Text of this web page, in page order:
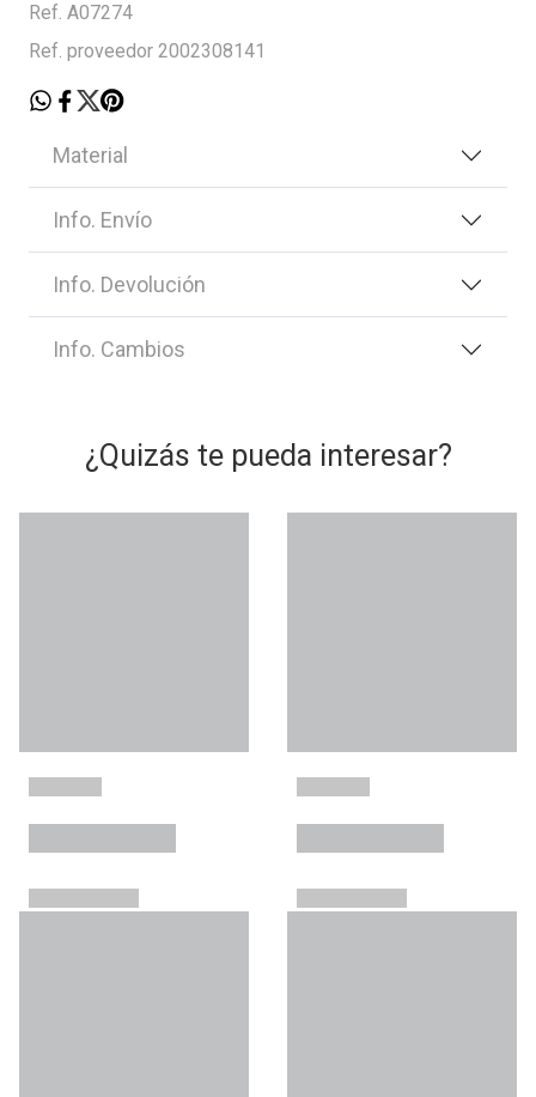
Ref. A07274
Ref. proveedor 2002308141
Material
Info. Envío
Info. Devolución
Info. Cambios
¿Quizás te pueda interesar?